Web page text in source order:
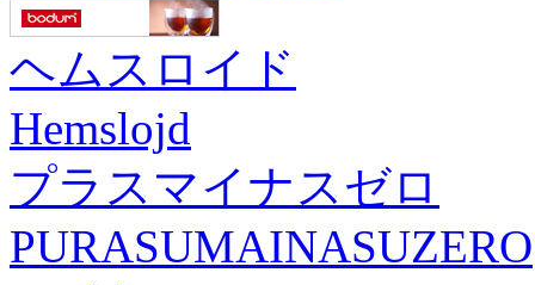
ヘムスロイド
Hemslojd
プラスマイナスゼロ
PURASUMAINASUZERO